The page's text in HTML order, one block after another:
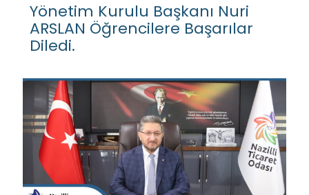
Yönetim Kurulu Başkanı Nuri
ARSLAN Öğrencilere Başarılar
Diledi.